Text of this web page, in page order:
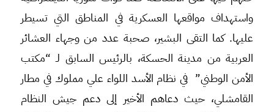
واستهداف مواقعها العسكرية في المناطق التي تسيطر
عليها. كما التقى البشير، صحبة عدد من وجهاء العشائر
العربية من مدينة الحسكة، بالرئيس السابق لـ “مكتب
الأمن الوطني” في نظام الأسد اللواء علي مملوك في مطار
القامشلي، حيث دعاهم الأخير إلى دعم جيش النظام